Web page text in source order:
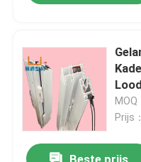
Prijs